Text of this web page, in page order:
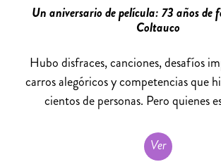
Un aniversario de película: 73 años de
Coltauco
Hubo disfraces, canciones, desafíos
carros alegóricos y competencias que
cientos de personas. Pero quienes
Ver